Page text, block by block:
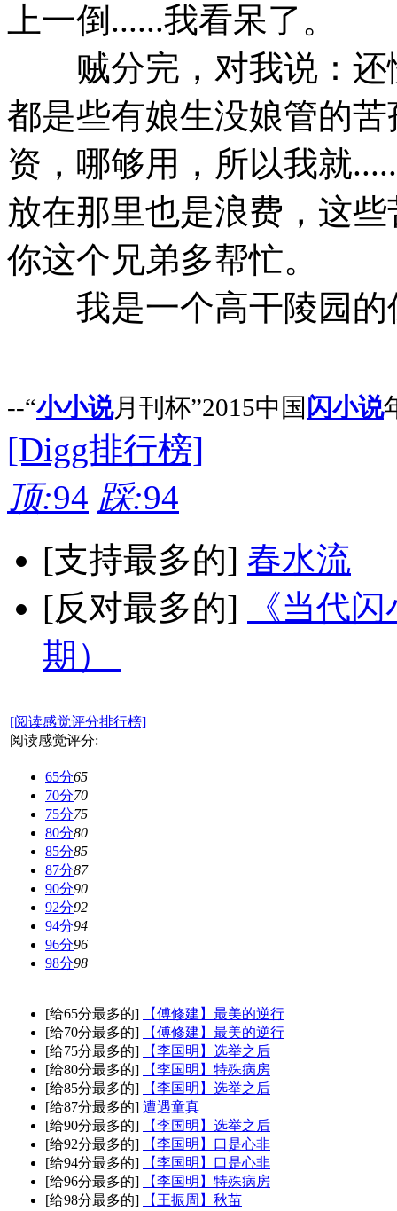
上一倒......我看呆了。
贼分完，对我说：还
都是些有娘生没娘管的
资，哪够用，所以我就
放在那里也是浪费，这
你这个兄弟多帮忙。
我是一个高干陵园的
--“小小说月刊杯”2015中国 闪小说
[Digg排行榜]
顶:94 踩:94
[支持最多的] 春水流
[反对最多的]
《当代
期）
[阅读感觉评分排行榜]
阅读感觉评分:
65分65
70分70
75分75
80分80
85分85
87分87
90分90
92分92
94分94
96分96
98分98
[给65分最多的]
【傅修建】最美的逆行
[给70分最多的]
【傅修建】最美的逆行
[给75分最多的]
【李国明】选举之后
[给80分最多的]
【李国明】特殊病房
[给85分最多的]
【李国明】选举之后
[给87分最多的] 遭遇童真
[给90分最多的]
【李国明】选举之后
[给92分最多的]
【李国明】口是心非
[给94分最多的]
【李国明】口是心非
[给96分最多的]
【李国明】特殊病房
[给98分最多的]
【王振周】秋苗